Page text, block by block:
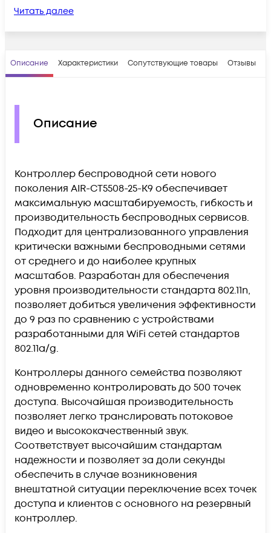
Читать далее
Описание Характеристики Сопутствующие товары Отзывы
Описание
Контроллер беспроводной сети нового
поколения AIR-CT5508-25-K9 обеспечивает
максимальную масштабируемость, гибкость и
производительность беспроводных сервисов.
Подходит для централизованного управления
критически важными беспроводными сетями
от среднего и до наиболее крупных
масштабов. Разработан для обеспечения
уровня производительности стандарта 802.11n,
позволяет добиться увеличения эффективности
до 9 раз по сравнению с устройствами
разработанными для WiFi сетей стандартов
802.11a/g.
Контроллеры данного семейства позволяют
одновременно контролировать до 500 точек
доступа. Высочайшая производительность
позволяет легко транслировать потоковое
видео и высококачественный звук.
Соответствует высочайшим стандартам
надежности и позволяет за доли секунды
обеспечить в случае возникновения
внештатной ситуации переключение всех точек
доступа и клиентов с основного на резервный
контроллер.